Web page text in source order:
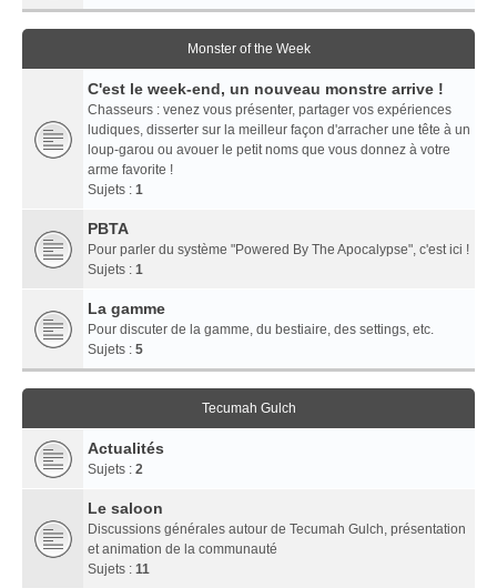
Monster of the Week
C'est le week-end, un nouveau monstre arrive !
Chasseurs : venez vous présenter, partager vos expériences
ludiques, disserter sur la meilleur façon d'arracher une tête à un
loup-garou ou avouer le petit noms que vous donnez à votre
arme favorite !
Sujets : 1
PBTA
Pour parler du système "Powered By The Apocalypse", c'est ici !
Sujets : 1
La gamme
Pour discuter de la gamme, du bestiaire, des settings, etc.
Sujets : 5
Tecumah Gulch
Actualités
Sujets : 2
Le saloon
Discussions générales autour de Tecumah Gulch, présentation
et animation de la communauté
Sujets : 11